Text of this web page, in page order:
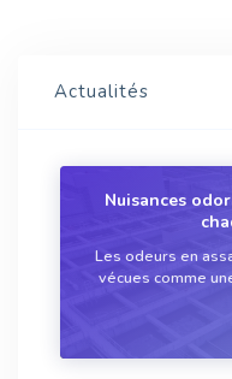
Actualités
Nuisances
Les odeurs en
vécues comme
roseaux, des